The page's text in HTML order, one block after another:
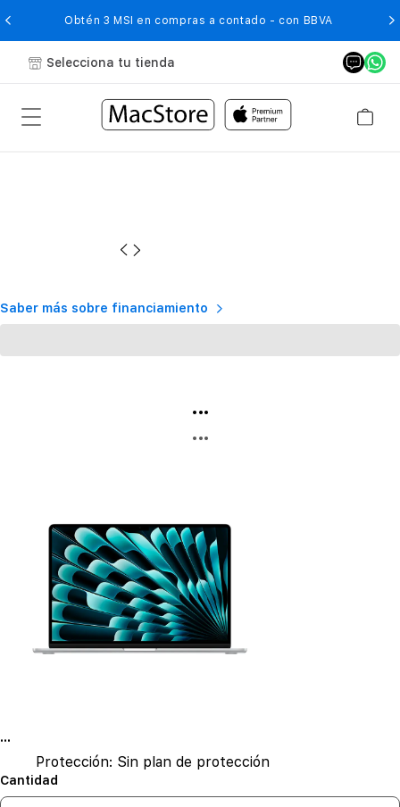
Obtén 3 MSI en compras a contado - con BBVA
Selecciona tu tienda
Saber más sobre financiamiento
...
...
...
Protección: Sin plan de protección
Cantidad